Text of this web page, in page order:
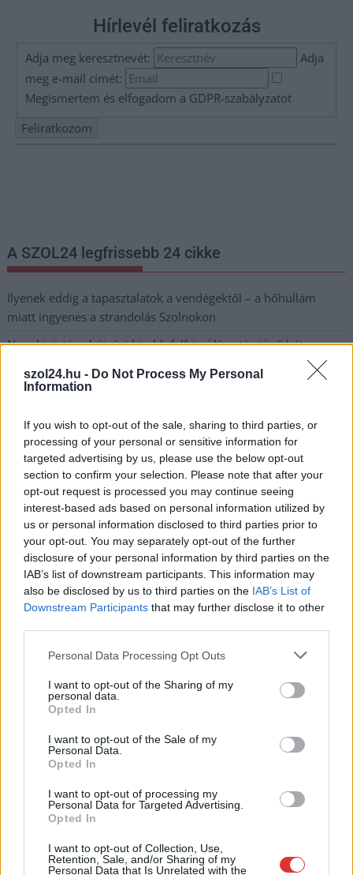
szol24.hu - Do Not Process My Personal
Information
If you wish to opt-out of the sale, sharing to third parties, or
processing of your personal or sensitive information for
targeted advertising by us, please use the below opt-out
section to confirm your selection. Please note that after your
opt-out request is processed you may continue seeing
interest-based ads based on personal information utilized by
us or personal information disclosed to third parties prior to
your opt-out. You may separately opt-out of the further
disclosure of your personal information by third parties on the
IAB’s list of downstream participants. This information may
also be disclosed by us to third parties on the IAB’s List of
Downstream Participants that may further disclose it to other
Please note that this website/app uses one or more Google
not limited to your visit or usage behaviour. You may click to
grant or deny consent to Google and its third-party tags to
use your data for below specified purposes in below Google
consent section.
Personal Data Processing Opt Outs
I want to opt-out of the Sharing of my
personal data.
Opted In
I want to opt-out of the Sale of my
Personal Data.
Opted In
I want to opt-out of processing my
Personal Data for Targeted Advertising.
Opted In
I want to opt-out of Collection, Use,
Retention, Sale, and/or Sharing of my
Personal Data that Is Unrelated with the
Hírlevél feliratkozás
Adja meg keresztnevét:
Adja
meg e-mail címét:
Megismertem és elfogadom a GDPR-szabályzatot
A SZOL24 legfrissebb 24 cikke
Ilyenek eddig a tapasztalatok a vendégektől – a hőhullám
miatt ingyenes a strandolás Szolnokon
Nem biztató: a hétvégi kisebb felfrissülés után jövő héten
megint visszatér a forróság, újra rekkenő hőség jön, akár 38
fokokkal
többsége szakszerűen már nem ápolható
A MÚOSZ sajtódíjának második helyét nyerte el a Borsod24 és
a Paraméter közös riportfilmje a Sajó szennyezéséről
Tánccal, zeneszóval és vásárral telik meg Jászberény, indul a
Csángó Fesztivál
Meghosszabbított hőségriasztás és vízkorlátozások, a
mezőtúri kórházban leállt a klíma
Átszervezi működését az osztrák óriáscég, Szolnok is érintett
Vízitraffipax a Tisza-tavon: mostantól senki sem úszhatja meg
a száguldozást
Szolnokra is megérkezik a nyár eddigi legkeményebb napja
Már Szolnokon is korlátozások léptek életbe a tartós hatalmas
hőség, a vízhiány és az áramtakarékosság miatt
A NER kihúzta a talajt az Új Néplap alól is, immáron csak
sajtónak?